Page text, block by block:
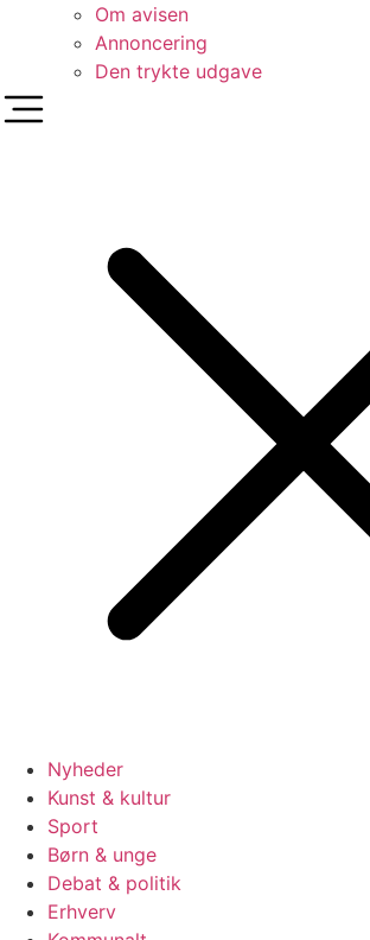
Om avisen
Annoncering
Den trykte udgave
Nyheder
Kunst & kultur
Sport
Børn & unge
Debat & politik
Erhverv